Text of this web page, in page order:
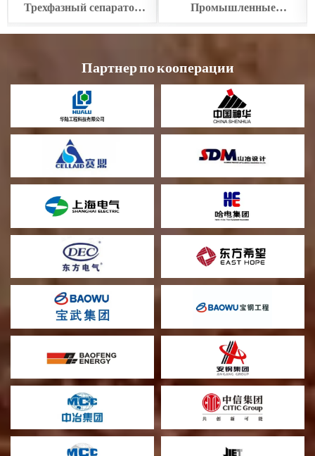
Трехфазный сепаратор
Промышленные
Партнер по кооперации